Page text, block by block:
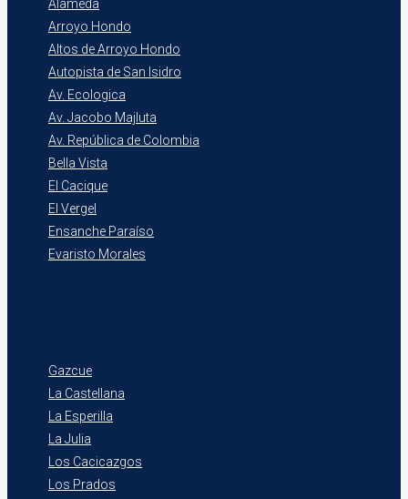
Alameda
Arroyo Hondo
Altos de Arroyo Hondo
Autopista de San Isidro
Av. Ecologica
Av. Jacobo Majluta
Av. República de Colombia
Bella Vista
El Cacique
El Vergel
Ensanche Paraíso
Evaristo Morales
Gazcue
La Castellana
La Esperilla
La Julia
Los Cacicazgos
Los Prados